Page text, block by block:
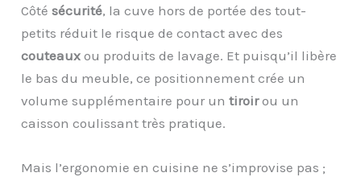
Côtésécurité, la cuve hors de portée des tout-
petits réduit le risque de contact avec des
couteaux ou produits de lavage. Et puisqu’il libère
le bas du meuble, ce positionnement crée un
volume supplémentaire pour untiroirou un
caisson coulissant très pratique.
Mais l’ergonomie en cuisine ne s’improvise pas ;